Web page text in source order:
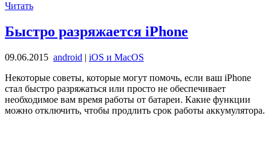
Читать
Быстро разряжается iPhone
09.06.2015 android | iOS и MacOS
Некоторые советы, которые могут помочь, если ваш iPhone
стал быстро разряжаться или просто не обеспечивает
необходимое вам время работы от батареи. Какие функции
можно отключить, чтобы продлить срок работы аккумулятора.